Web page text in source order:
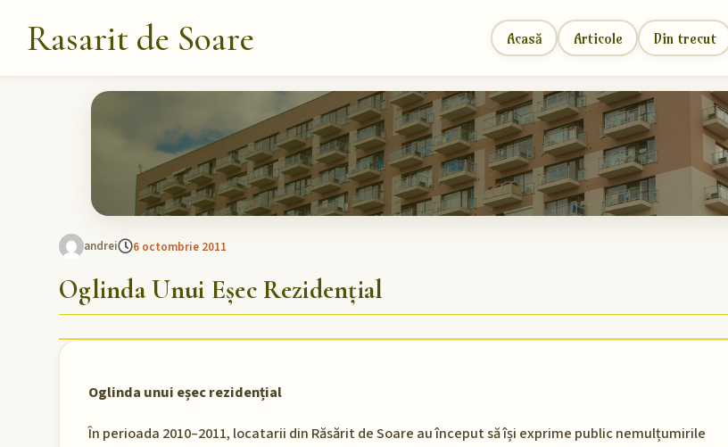
Rasarit de Soare Acasă Articole Din trecut
andrei 6 octombrie 2011
Oglinda Unui Eșec Rezidențial
Oglinda unui eșec rezidențial
În perioada 2010–2011, locatarii din Răsărit de Soare au început să își exprime public nemulțumirile